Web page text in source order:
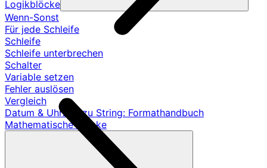
Logikblöcke
Wenn-Sonst
Für jede Schleife
Schleife
Schleife unterbrechen
Schalter
Variable setzen
Fehler auslösen
Vergleich
Datum & Uhrzeit zu String: Formathandbuch
Mathematische Blöcke